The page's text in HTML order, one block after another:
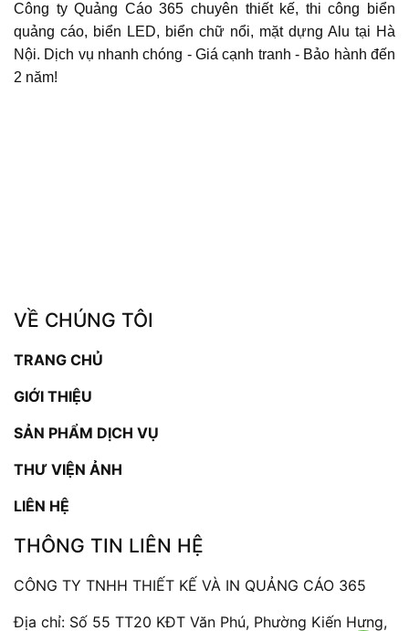
Công ty Quảng Cáo 365 chuyên thiết kế, thi công biển
quảng cáo, biển LED, biển chữ nổi, mặt dựng Alu tại Hà
Nội. Dịch vụ nhanh chóng - Giá cạnh tranh - Bảo hành đến
2 năm!
VỀ CHÚNG TÔI
TRANG CHỦ
GIỚI THIỆU
SẢN PHẨM DỊCH VỤ
THƯ VIỆN ẢNH
LIÊN HỆ
THÔNG TIN LIÊN HỆ
CÔNG TY TNHH THIẾT KẾ VÀ IN QUẢNG CÁO 365
Địa chỉ: Số 55 TT20 KĐT Văn Phú, Phường Kiến Hưng,